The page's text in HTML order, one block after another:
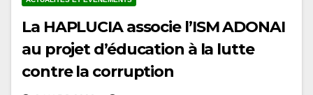
La HAPLUCIA associe l’ISM ADONAI
au projet d’éducation à la lutte
contre la corruption